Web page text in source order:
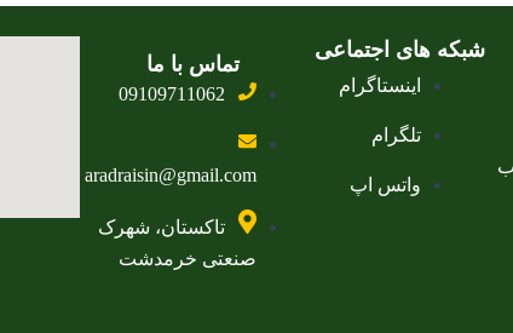
شبکه های اجتماعی
اینستاگرام
تلگرام
واتس اپ
تماس با ما
09109711062
aradraisin@gmail.com
تاکستان، شهرک
صنعتی خرمدشت